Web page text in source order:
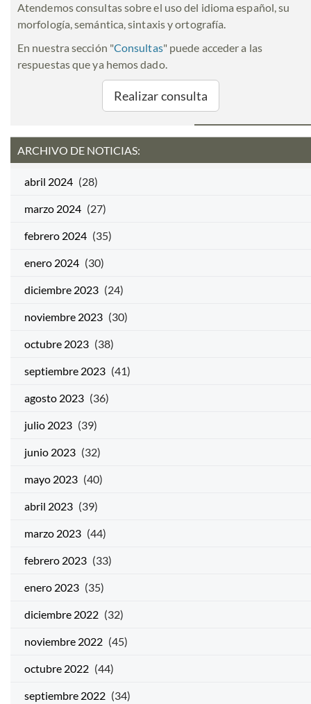
Atendemos consultas sobre el uso del idioma español, su
morfología, semántica, sintaxis y ortografía.
En nuestra sección "Consultas" puede acceder a las
respuestas que ya hemos dado.
Realizar consulta
ARCHIVO DE NOTICIAS:
abril 2024 (28)
marzo 2024 (27)
febrero 2024 (35)
enero 2024 (30)
diciembre 2023 (24)
noviembre 2023 (30)
octubre 2023 (38)
septiembre 2023 (41)
agosto 2023 (36)
julio 2023 (39)
junio 2023 (32)
mayo 2023 (40)
abril 2023 (39)
marzo 2023 (44)
febrero 2023 (33)
enero 2023 (35)
diciembre 2022 (32)
noviembre 2022 (45)
octubre 2022 (44)
septiembre 2022 (34)